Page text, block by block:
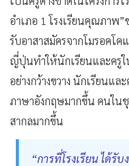
อำเภอ 1 โรงเรียนคุณภาพ”
รับอาสาสมัครจากโมรอคโค
ญี่ปุ่นทำให้นักเรียนและครูใ
อย่างกว้างขวาง นักเรียนแล
ภาษาอังกฤษมากขึ้น คนใน
สากลมากขึ้น
“การที่โรงเรียน ได้รั